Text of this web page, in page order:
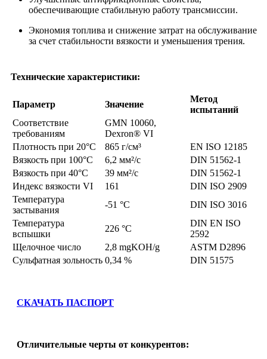
обеспечивающие стабильную работу трансмиссии.
Экономия топлива и снижение затрат на обслуживание
за счет стабильности вязкости и уменьшения трения.
Технические характеристики:
Параметр Значение
Метод
испытаний
Соответствие
требованиям
GMN 10060,
Dexron® VI
Плотность при 20°C
865 г/см³
EN ISO 12185
Вязкость при 100°C
6,2 мм²/с
DIN 51562-1
Вязкость при 40°C
39 мм²/с
DIN 51562-1
Индекс вязкости VI
161
DIN ISO 2909
Температура
застывания
-51 °C
DIN ISO 3016
Температура
вспышки
226 °C
DIN EN ISO
2592
Щелочное число
2,8 mgKOH/g
ASTM D2896
Сульфатная зольность 0,34 % DIN 51575
СКАЧАТЬ ПАСПОРТ
Отличительные черты от конкурентов: